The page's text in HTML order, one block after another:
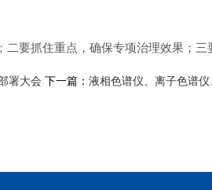
要抓住重点，确保专项治理效果；三
署大会 下一篇： 液相色谱仪、离子色谱